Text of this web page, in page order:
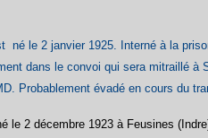
né le 2 janvier 1925. Interné à la
dans le convoi qui sera mitraillé
Probablement évadé en cours du
le 2 décembre 1923 à Feusines